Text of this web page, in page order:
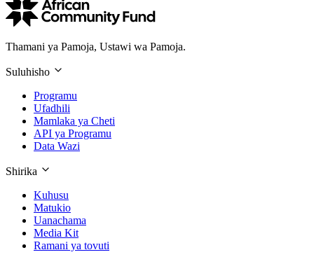
Thamani ya Pamoja, Ustawi wa Pamoja.
Suluhisho
Programu
Ufadhili
Mamlaka ya Cheti
API ya Programu
Data Wazi
Shirika
Kuhusu
Matukio
Uanachama
Media Kit
Ramani ya tovuti